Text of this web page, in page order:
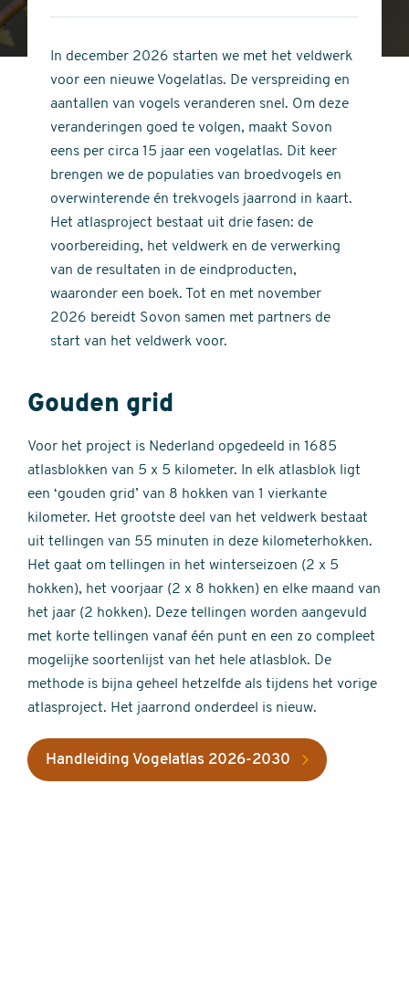
stars
of
stars
In december 2026 starten we met het veldwerk
voor een nieuwe Vogelatlas. De verspreiding en
aantallen van vogels veranderen snel. Om deze
veranderingen goed te volgen, maakt Sovon
eens per circa 15 jaar een vogelatlas. Dit keer
brengen we de populaties van broedvogels en
overwinterende én trekvogels jaarrond in kaart.
Het atlasproject bestaat uit drie fasen: de
voorbereiding, het veldwerk en de verwerking
van de resultaten in de eindproducten,
waaronder een boek. Tot en met november
2026 bereidt Sovon samen met partners de
start van het veldwerk voor.
Gouden grid
Voor het project is Nederland opgedeeld in 1685
atlasblokken van 5 x 5 kilometer. In elk atlasblok ligt
een ‘gouden grid’ van 8 hokken van 1 vierkante
kilometer. Het grootste deel van het veldwerk bestaat
uit tellingen van 55 minuten in deze kilometerhokken.
Het gaat om tellingen in het winterseizoen (2 x 5
hokken), het voorjaar (2 x 8 hokken) en elke maand van
het jaar (2 hokken). Deze tellingen worden aangevuld
met korte tellingen vanaf één punt en een zo compleet
mogelijke soortenlijst van het hele atlasblok. De
methode is bijna geheel hetzelfde als tijdens het vorige
atlasproject. Het jaarrond onderdeel is nieuw.
Handleiding Vogelatlas 2026-2030